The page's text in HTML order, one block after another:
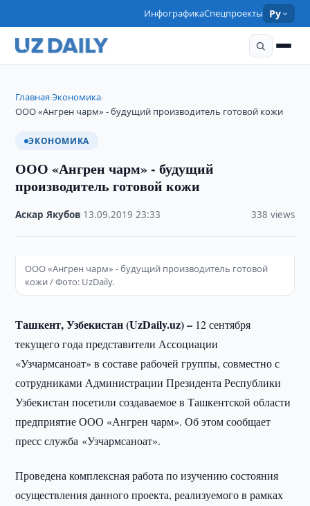
ИнфографикаСпецпроекты Ру
Главная›Экономика›
ООО «Ангрен чарм» - будущий производитель готовой кожи
ЭКОНОМИКА
ООО «Ангрен чарм» - будущий
производитель готовой кожи
Аскар Якубов 13.09.2019 ·23:33 338 views
ООО «Ангрен чарм» - будущий производитель готовой
кожи / Фото: UzDaily.
Ташкент, Узбекистан (UzDaily.uz) – 12 сентября
текущего года представители Ассоциации
«Узчармсаноат» в составе рабочей группы, совместно с
сотрудниками Администрации Президента Республики
Узбекистан посетили создаваемое в Ташкентской области
предприятие ООО «Ангрен чарм». Об этом сообщает
пресс служба «Узчармсаноат».
Проведена комплексная работа по изучению состояния
осуществления данного проекта, реализуемого в рамках